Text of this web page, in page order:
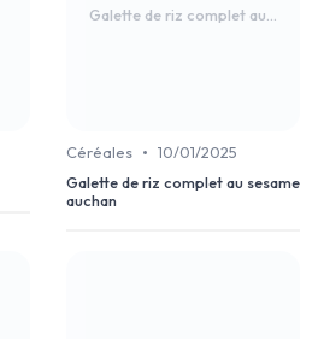
Galette de riz complet au...
Céréales • 10/01/2025
Galette de riz complet au sesame
auchan